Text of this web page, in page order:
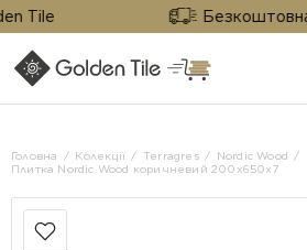
Tile Безкоштовна
САЙТ
Головна Колекції Terragres
Nordic Wood
Плитка Nordic Wood коричневий 200x650x7